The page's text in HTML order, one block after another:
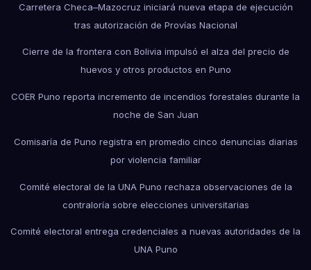
Carretera Checa–Mazocruz iniciará nueva etapa de ejecución
tras autorización de Provías Nacional
Cierre de la frontera con Bolivia impulsó el alza del precio de
huevos y otros productos en Puno
COER Puno reporta incremento de incendios forestales durante la
noche de San Juan
Comisaría de Puno registra en promedio cinco denuncias diarias
por violencia familiar
Comité electoral de la UNA Puno rechaza observaciones de la
contraloría sobre elecciones universitarias
Comité electoral entrega credenciales a nuevas autoridades de la
UNA Puno